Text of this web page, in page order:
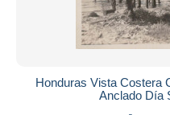
Honduras Vista Costera
Anclado Día